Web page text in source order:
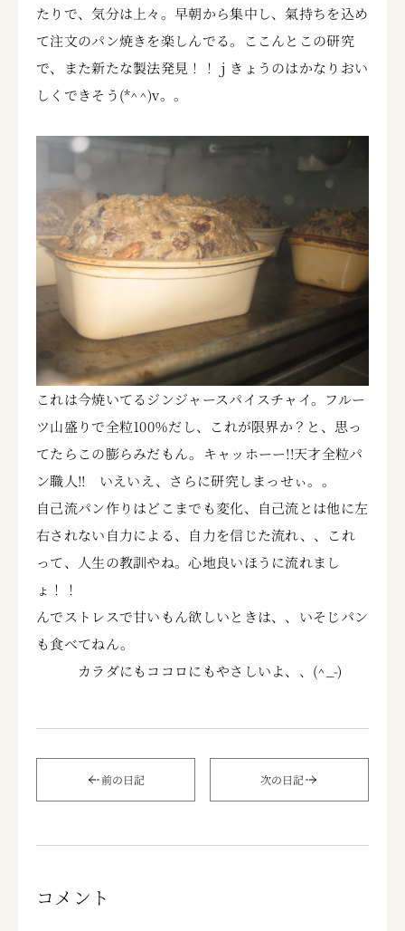
たりで、気分は上々。早朝から集中し、氣持ちを込め
て注文のパン焼きを楽しんでる。ここんとこの研究
で、また新たな製法発見！！ｊきょうのはかなりおい
しくできそう(*^^)v。。
これは今焼いてるジンジャースパイスチャイ。フルー
ツ山盛りで全粒100％だし、これが限界か？と、思っ
てたらこの膨らみだもん。キャッホーー!!天才全粒パ
ン職人!! いえいえ、さらに研究しまっせぃ。。
自己流パン作りはどこまでも変化、自己流とは他に左
右されない自力による、自力を信じた流れ、、これ
って、人生の教訓やね。心地良いほうに流れまし
ょ！！
んでストレスで甘いもん欲しいときは、、いそじパン
も食べてねん。
カラダにもココロにもやさしいよ、、(^_-)
前の日記 次の日記
コメント